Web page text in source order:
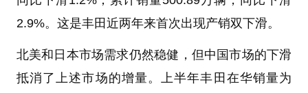
2.9%。这是丰田近两年来首次出现产销双下滑。
北美和日本市场需求仍然稳健，但中国市场的下滑
抵消了上述市场的增量。上半年丰田在华销量为